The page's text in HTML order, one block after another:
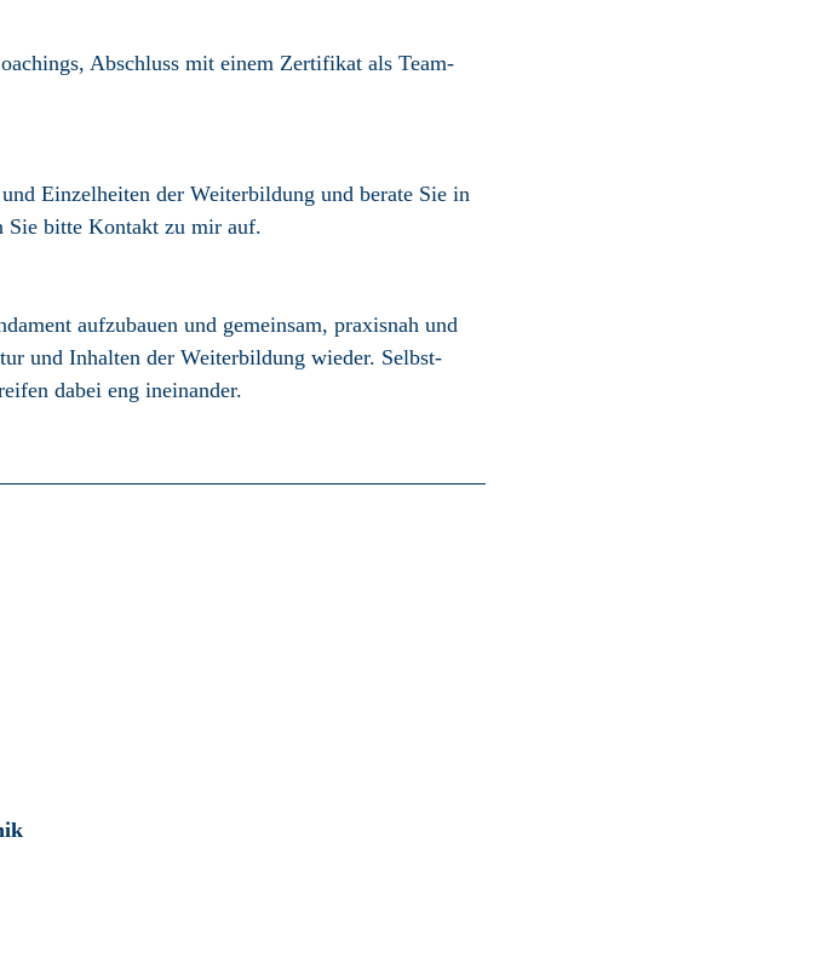
Abschluss mit einem Zertifikat als Team-
Einzel­heiten der Weiter­bildung und berate Sie in
Sie bitte Kontakt zu mir auf.
aufzubauen und gemeinsam, praxisnah und
und Inhalten der Weiter­bildung wieder. Selbst­
dabei eng ineinander.